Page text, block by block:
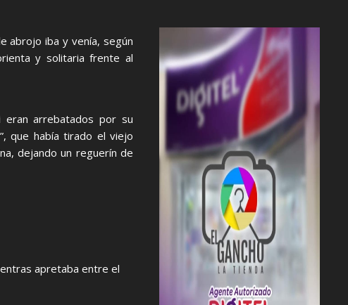
abrojo iba y venía, según
y solitaria frente al
eran arrebatados por su
que había tirado el viejo
dejando un reguerín de
apretaba entre el